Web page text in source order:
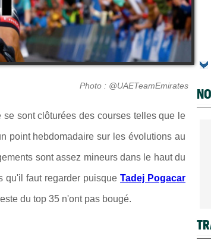
Photo : @UAETeamEmirates
se sont clôturées des courses telles que le
point hebdomadaire sur les évolutions au
sont assez mineurs dans le haut du
qu'il faut regarder puisqueTadej Pogacar
du top 35 n'ont pas bougé.